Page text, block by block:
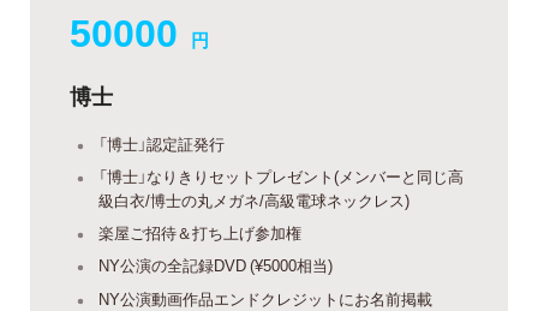
50000 円
博士
「博士」認定証発行
「博士」なりきりセットプレゼント(メンバーと同じ高
級白衣/博士の丸メガネ/高級電球ネックレス)
楽屋ご招待＆打ち上げ参加権
NY公演の全記録DVD (¥5000相当)
NY公演動画作品エンドクレジットにお名前掲載